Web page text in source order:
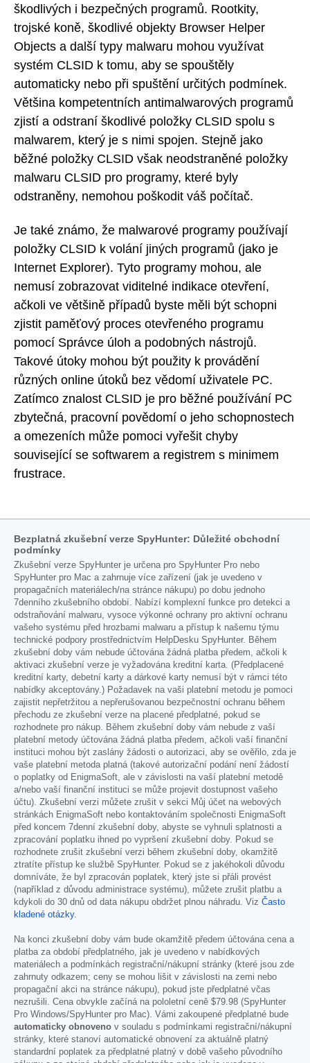
škodlivých i bezpečných programů. Rootkity,
trojské koně, škodlivé objekty Browser Helper
Objects a další typy malwaru mohou využívat
systém CLSID k tomu, aby se spouštěly
automaticky nebo při spuštění určitých podmínek.
Většina kompetentních antimalwarových programů
zjistí a odstraní škodlivé položky CLSID spolu s
malwarem, který je s nimi spojen. Stejně jako
běžné položky CLSID však neodstraněné položky
malwaru CLSID pro programy, které byly
odstraněny, nemohou poškodit váš počítač.
Je také známo, že malwarové programy používají
položky CLSID k volání jiných programů (jako je
Internet Explorer). Tyto programy mohou, ale
nemusí zobrazovat viditelné indikace otevření,
ačkoli ve většině případů byste měli být schopni
zjistit paměťový proces otevřeného programu
pomocí Správce úloh a podobných nástrojů.
Takové útoky mohou být použity k provádění
různých online útoků bez vědomí uživatele PC.
Zatímco znalost CLSID je pro běžné používání PC
zbytečná, pracovní povědomí o jeho schopnostech
a omezeních může pomoci vyřešit chyby
související se softwarem a registrem s minimem
frustrace.
Bezplatná zkušební verze SpyHunter: Důležité obchodní
podmínky
Zkušební verze SpyHunter je určena pro SpyHunter Pro nebo
SpyHunter pro Mac a zahrnuje více zařízení (jak je uvedeno v
propagačních materiálech/na stránce nákupu) po dobu jednoho
7denního zkušebního období. Nabízí komplexní funkce pro detekci a
odstraňování malwaru, vysoce výkonné ochrany pro aktivní ochranu
vašeho systému před hrozbami malwaru a přístup k našemu týmu
technické podpory prostřednictvím HelpDesku SpyHunter. Během
zkušební doby vám nebude účtována žádná platba předem, ačkoli k
aktivaci zkušební verze je vyžadována kreditní karta. (Předplacené
kreditní karty, debetní karty a dárkové karty nemusí být v rámci této
nabídky akceptovány.) Požadavek na vaši platební metodu je pomoci
zajistit nepřetržitou a nepřerušovanou bezpečnostní ochranu během
přechodu ze zkušební verze na placené předplatné, pokud se
rozhodnete pro nákup. Během zkušební doby vám nebude z vaší
platební metody účtována žádná platba předem, ačkoli vaší finanční
instituci mohou být zaslány žádosti o autorizaci, aby se ověřilo, zda je
vaše platební metoda platná (takové autorizační podání není žádostí
o poplatky od EnigmaSoft, ale v závislosti na vaší platební metodě
a/nebo vaší finanční instituci se může projevit dostupnost vašeho
účtu). Zkušební verzi můžete zrušit v sekci Můj účet na webových
stránkách EnigmaSoft nebo kontaktováním společnosti EnigmaSoft
před koncem 7denní zkušební doby, abyste se vyhnuli splatnosti a
zpracování poplatku ihned po vypršení zkušební doby. Pokud se
rozhodnete zrušit zkušební verzi během zkušební doby, okamžitě
ztratíte přístup ke službě SpyHunter. Pokud se z jakéhokoli důvodu
domníváte, že byl zpracován poplatek, který jste si přáli provést
(například z důvodu administrace systému), můžete zrušit platbu a
kdykoli do 30 dnů od data nákupu obdržet plnou náhradu. Viz Často
kladené otázky.
Na konci zkušební doby vám bude okamžitě předem účtována cena a
platba za období předplatného, jak je uvedeno v nabídkových
materiálech a podmínkách registrační/nákupní stránky (které jsou zde
zahrnuty odkazem; ceny se mohou lišit v závislosti na zemi nebo
propagační akci na stránce nákupu), pokud jste předplatné včas
nezrušili. Cena obvykle začíná na pololetní ceně $79.98 (SpyHunter
Pro Windows/SpyHunter pro Mac). Vámi zakoupené předplatné bude
automaticky obnoveno v souladu s podmínkami registrační/nákupní
stránky, které stanoví automatické obnovení za aktuálně platný
standardní poplatek za předplatné platný v době vašeho původního